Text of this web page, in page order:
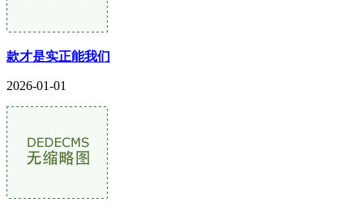
款才是实正能我们
2026-01-01